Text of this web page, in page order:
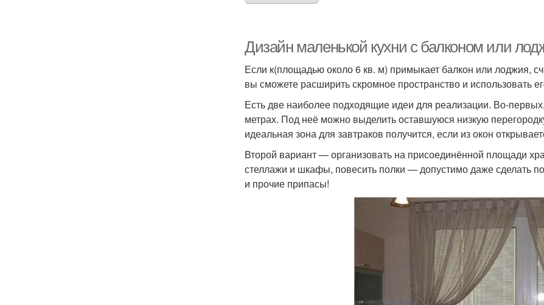
Дизайн маленькой кухни с балконом или
Если к(площадью около 6 кв. м) примыкает балкон или лоджия,
вы сможете расширить скромное пространство и использовать
Есть две наиболее подходящие идеи для реализации. Во-
метрах. Под неё можно выделить оставшуюся низкую
идеальная зона для завтраков получится, если из окон
Второй вариант — организовать на присоединённой площади
стеллажи и шкафы, повесить полки — допустимо даже сделать
и прочие припасы!